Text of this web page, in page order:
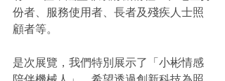
份者、服務使用者、長者及殘疾人士照
顧者等。
是次展覽，我們特別展示了「小彬情感